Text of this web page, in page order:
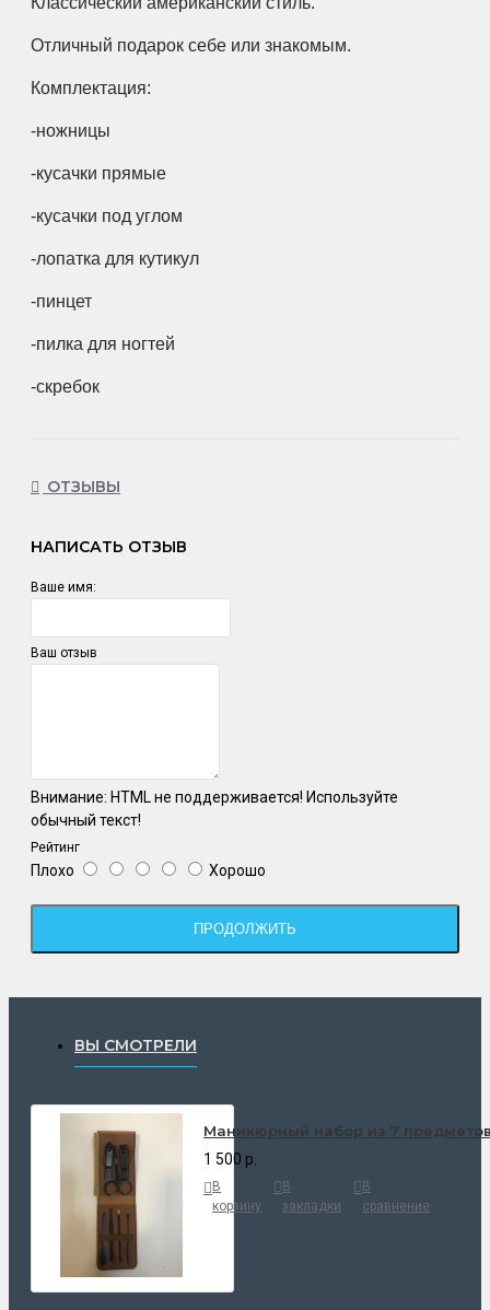
Отличный подарок себе или знакомым.
Комплектация:
-ножницы
-кусачки прямые
-кусачки под углом
-лопатка для кутикул
-пинцет
-пилка для ногтей
-скребок
ОТЗЫВЫ
НАПИСАТЬ ОТЗЫВ
Ваше имя:
Ваш отзыв
Внимание: HTML не поддерживается! Используйте
обычный текст!
Рейтинг
Плохо Хорошо
ПРОДОЛЖИТЬ
ВЫ СМОТРЕЛИ
Маникюрный набор из 7
1 500 р.
В
корзину
В
закладки
В
сравнение